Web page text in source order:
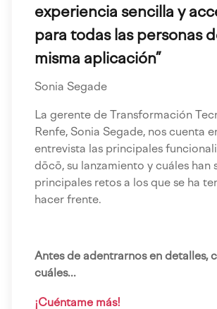
experiencia sencilla y
para todas las personas
misma aplicación”
Sonia Segade
La gerente de Transformación
Renfe, Sonia Segade, nos cuenta
entrevista las principales
dōcō, su lanzamiento y cuáles han
principales retos a los que se ha
hacer frente.
Antes de adentrarnos en detalles,
cuáles...
¡Cuéntame más!